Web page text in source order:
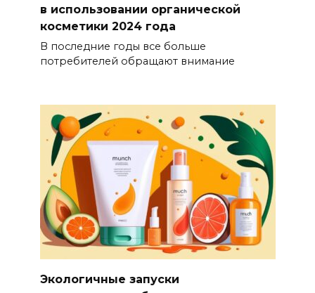
в использовании органической
косметики 2024 года
В последние годы все больше
потребителей обращают внимание
Экологичные запуски